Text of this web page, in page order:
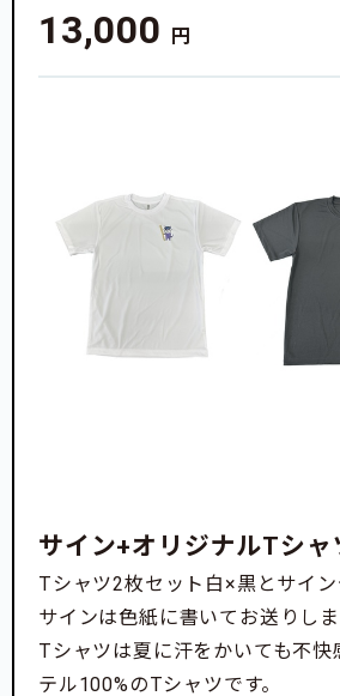
13,000 円
サイン+オリジナルTシャ
Tシャツ2枚セット白×黒とサイン
サインは色紙に書いてお送りしま
Tシャツは夏に汗をかいても不快
テル100%のTシャツです。